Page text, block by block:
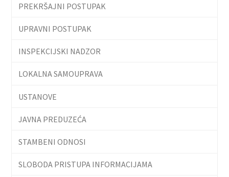
PREKRŠAJNI POSTUPAK
UPRAVNI POSTUPAK
INSPEKCIJSKI NADZOR
LOKALNA SAMOUPRAVA
USTANOVE
JAVNA PREDUZEĆA
STAMBENI ODNOSI
SLOBODA PRISTUPA INFORMACIJAMA